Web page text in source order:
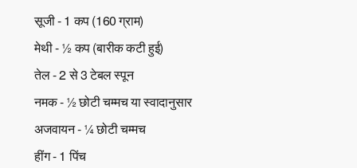
सूजी - 1 कप (160 ग्राम)
मेथी - ½ कप (बारीक कटी हुई)
तेल - 2 से 3 टेबल स्पून
नमक - ½ छोटी चम्मच या स्वादानुसार
अजवायन - ¼ छोटी चम्मच
हींग - 1 पिंच